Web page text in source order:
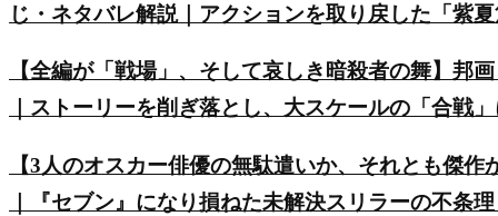
じ・ネタバレ解説｜アクションを取り戻した「紫
【全編が「戦場」、そして哀しき暗殺者の舞】邦
｜ストーリーを削ぎ落とし、大スケールの「合戦
【3人のオスカー俳優の無駄遣いか、それとも傑
｜『セブン』になり損ねた未解決スリラーの不条